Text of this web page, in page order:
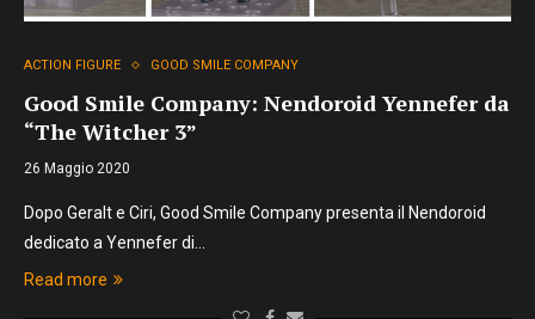
ACTION FIGURE GOOD SMILE COMPANY
Good Smile Company: Nendoroid Yennefer da
“The Witcher 3”
26 Maggio 2020
Dopo Geralt e Ciri, Good Smile Company presenta il Nendoroid
dedicato a Yennefer di…
Read more